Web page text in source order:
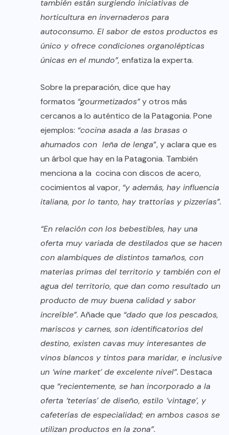
también están surgiendo iniciativas de
horticultura en invernaderos para
autoconsumo. El sabor de estos productos es
único y ofrece condiciones organolépticas
únicas en el mundo”, enfatiza la experta.
Sobre la preparación, dice que hay
formatos “gourmetizados”y otros más
cercanos a lo auténtico de la Patagonia. Pone
ejemplos: “cocina asada a las brasas o
ahumados con leña de lenga”, y aclara que es
un árbol que hay en la Patagonia. También
menciona a la cocina con discos de acero,
cocimientos al vapor, “y además, hay influencia
italiana, por lo tanto, hay trattorías y pizzerías”.
“En relación con los bebestibles, hay una
oferta muy variada de destilados que se hacen
con alambiques de distintos tamaños, con
materias primas del territorio y también con el
agua del territorio, que dan como resultado un
producto de muy buena calidad y sabor
increíble”. Añade que “dado que los pescados,
mariscos y carnes, son identificatorios del
destino, existen cavas muy interesantes de
vinos blancos y tintos para maridar, e inclusive
un ‘wine market’ de excelente nivel”. Destaca
que “recientemente, se han incorporado a la
oferta ‘teterías’ de diseño, estilo ‘vintage’, y
cafeterías de especialidad; en ambos casos se
utilizan productos en la zona”.